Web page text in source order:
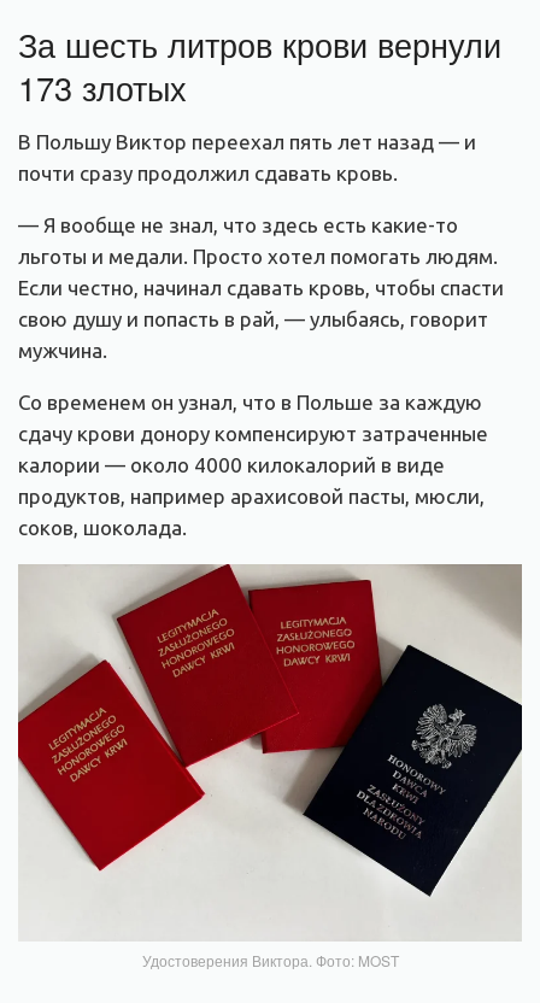
За шесть литров крови вернули
173 злотых
В Польшу Виктор переехал пять лет назад — и
почти сразу продолжил сдавать кровь.
— Я вообще не знал, что здесь есть какие-то
льготы и медали. Просто хотел помогать людям.
Если честно, начинал сдавать кровь, чтобы спасти
свою душу и попасть в рай, — улыбаясь, говорит
мужчина.
Со временем он узнал, что в Польше за каждую
сдачу крови донору компенсируют затраченные
калории — около 4000 килокалорий в виде
продуктов, например арахисовой пасты, мюсли,
соков, шоколада.
Удостоверения Виктора. Фото: MOST